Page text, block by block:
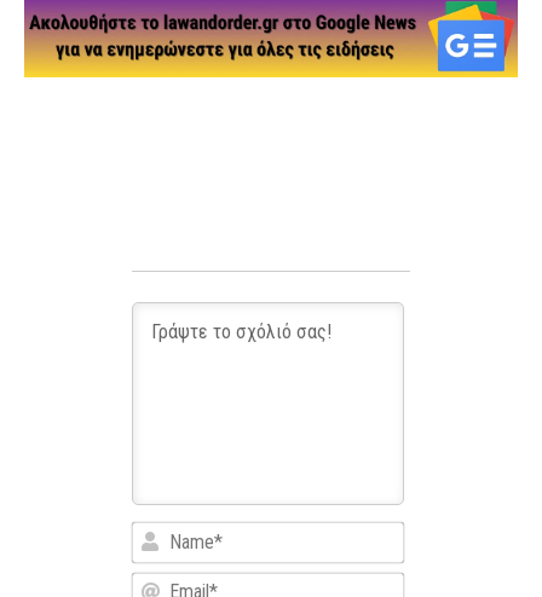
Name*
Email*